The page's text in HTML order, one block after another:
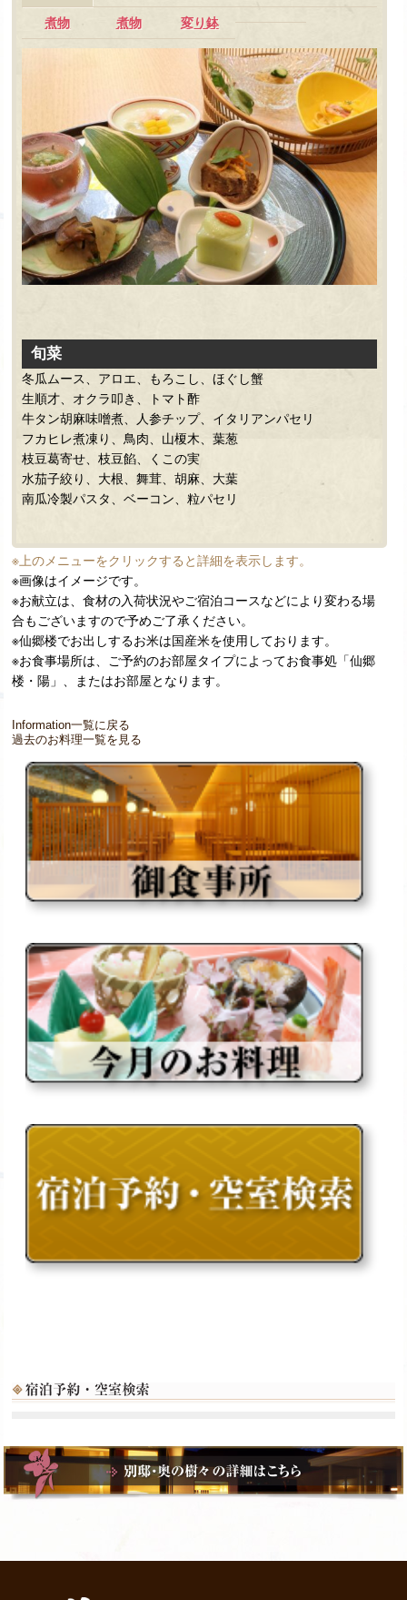
煮物 煮物 変り鉢
※上のメニューをクリックすると詳細を表示します。
※画像はイメージです。
※お献立は、食材の入荷状況やご宿泊コースなどにより変わる場
合もございますので予めご了承ください。
楼・陽」、またはお部屋となります。
Information一覧に戻る
過去のお料理一覧を見る
0460-84-8521